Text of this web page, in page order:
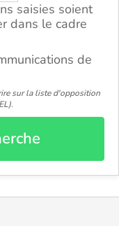
saisies soient
dans le cadre
de
sur la liste d'opposition